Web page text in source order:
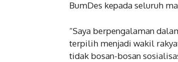
BumDes kepada seluruh
“Saya berpengalaman
terpilih menjadi wakil
tidak bosan-bosan